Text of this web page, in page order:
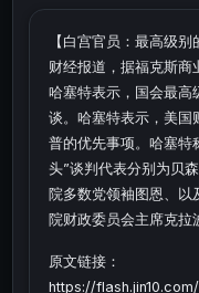
【白宫官员：最高级
财经报道，据福克斯商
哈塞特表示，国会最高
谈。哈塞特表示，美国
普的优先事项。哈塞特
头”谈判代表分别为贝
院多数党领袖图恩、以
院财政委员会主席克拉
原文链接：
https://